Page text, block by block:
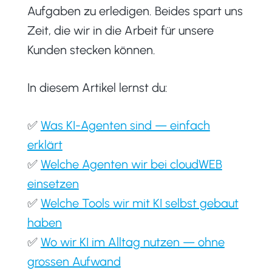
Aufgaben zu erledigen. Beides spart uns
Zeit, die wir in die Arbeit für unsere
Kunden stecken können.
In diesem Artikel lernst du:
✅ Was KI-Agenten sind — einfach
erklärt
✅ Welche Agenten wir bei cloudWEB
einsetzen
✅ Welche Tools wir mit KI selbst gebaut
haben
✅ Wo wir KI im Alltag nutzen — ohne
grossen Aufwand